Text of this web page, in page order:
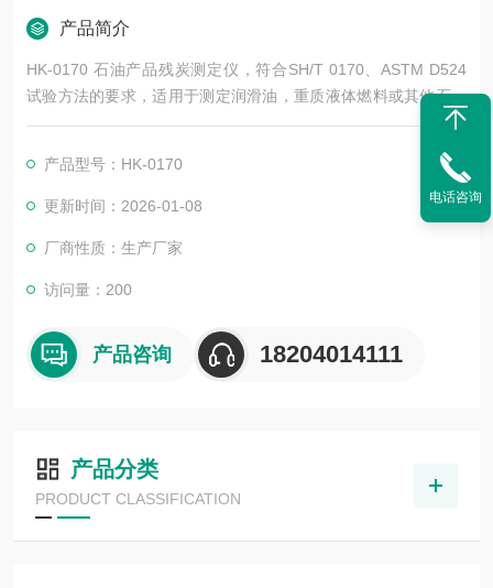
产品简介
HK-0170 石油产品残炭测定仪，符合SH/T 0170、ASTM D524
试验方法的要求，适用于测定润滑油，重质液体燃料或其他石油
产品。
产品型号：HK-0170
更新时间：2026-01-08
厂商性质：生产厂家
访问量：200
产品咨询 18204014111
产品分类
PRODUCT CLASSIFICATION
电话咨询